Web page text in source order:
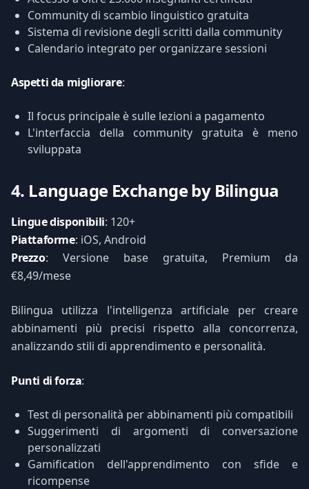
Community di scambio linguistico gratuita
Sistema di revisione degli scritti dalla community
Calendario integrato per organizzare sessioni
Aspetti da migliorare:
Il focus principale è sulle lezioni a pagamento
L'interfaccia della community gratuita è meno
sviluppata
4. Language Exchange by Bilingua
Lingue disponibili: 120+
Piattaforme: iOS, Android
Prezzo: Versione base gratuita, Premium da
€8,49/mese
Bilingua utilizza l'intelligenza artificiale per creare
abbinamenti più precisi rispetto alla concorrenza,
analizzando stili di apprendimento e personalità.
Punti di forza:
Test di personalità per abbinamenti più compatibili
Suggerimenti di argomenti di conversazione
personalizzati
Gamification dell'apprendimento con sfide e
ricompense